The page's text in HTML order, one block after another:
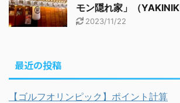
モン隠れ家」（
2023/11/22
最近の投稿
【ゴルフオリンピック】ポイント計算